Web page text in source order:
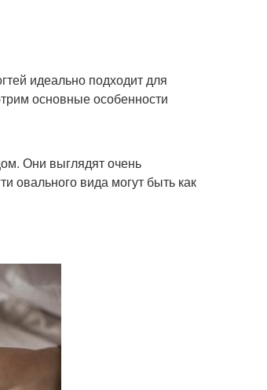
идеально подходит для
основные особенности
Они выглядят очень
овального вида могут быть как